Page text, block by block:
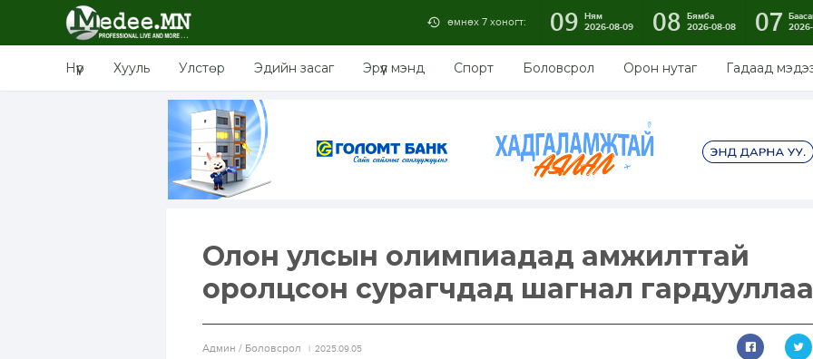
өмнөх 7 хоногт: 09 Ням
2026-08-09
08 Бямба
2026-08-08
07
Нүүр Хууль Улстөр Эдийн засаг Эрүүл мэнд Спорт Боловсрол Орон нутаг Гадаад
Олон улсын олимпиадад амжилттай
оролцсон сурагчдад шагнал гардууллаа
Aдмин / Боловсрол 2025.09.05